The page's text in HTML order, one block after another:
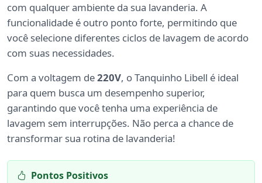
com qualquer ambiente da sua lavanderia. A
funcionalidade é outro ponto forte, permitindo que
você selecione diferentes ciclos de lavagem de acordo
com suas necessidades.
Com a voltagem de220V, o Tanquinho Libell é ideal
para quem busca um desempenho superior,
garantindo que você tenha uma experiência de
lavagem sem interrupções. Não perca a chance de
transformar sua rotina de lavanderia!
Pontos Positivos